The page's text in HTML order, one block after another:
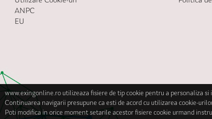
ANPC
EU
www.exingonline.ro utilizeaza fisiere de tip cookie pentru a personaliza
Continuarea navigarii presupune ca esti de acord cu utilizarea cookie-
Poti modifica in orice moment setarile acestor fisiere cookie urmand